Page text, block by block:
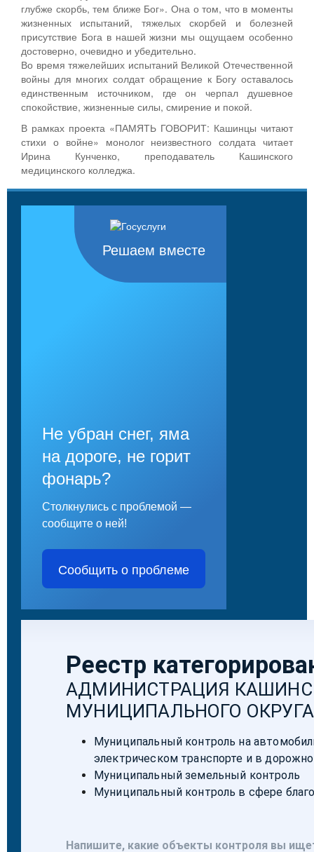
глубже скорбь, тем ближе Бог». Она о том, что в моменты
жизненных испытаний, тяжелых скорбей и болезней
присутствие Бога в нашей жизни мы ощущаем особенно
достоверно, очевидно и убедительно.
Во время тяжелейших испытаний Великой Отечественной
войны для многих солдат обращение к Богу оставалось
единственным источником, где он черпал душевное
спокойствие, жизненные силы, смирение и покой.
В рамках проекта «ПАМЯТЬ ГОВОРИТ: Кашинцы читают
стихи о войне» монолог неизвестного солдата читает
Ирина Кунченко, преподаватель Кашинского
медицинского колледжа.
Решаем вместе
Не убран снег, яма
на дороге, не горит
фонарь?
Столкнулись с проблемой —
сообщите о ней!
Сообщить о проблеме